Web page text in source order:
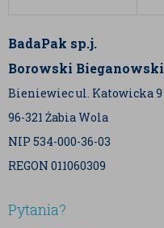
BadaPak sp.j.
Borowski Bieganowski
Bieniewiec ul. Katowicka 9
96-321 Żabia Wola
NIP 534-000-36-03
REGON 011060309
Pytania?